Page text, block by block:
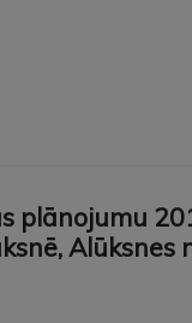
plānojumu